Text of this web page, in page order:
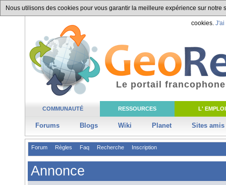
Nous utilisons des cookies pour vous garantir la meilleure expérience sur
cookies. J'ai
COMMUNAUTÉ RESSOURCES L' EMPLOI
Forums Blogs Wiki Planet Sites amis
Le portail
Forum Règles Faq Recherche Inscription
Annonce